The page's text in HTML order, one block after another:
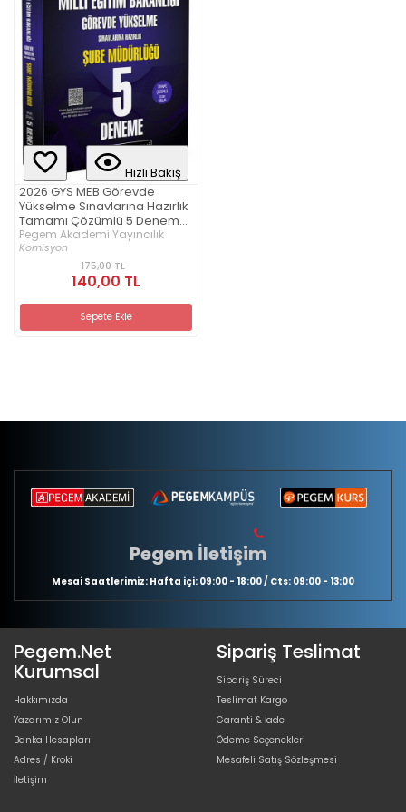
Hızlı Bakış
2026 GYS MEB Görevde
Yükselme Sınavlarına Hazırlık
Tamamı Çözümlü 5 Deneme
ŞUBE MÜDÜRLÜĞÜ
Pegem Akademi Yayıncılık
Komisyon
175,00 TL
140,00 TL
Sepete Ekle
Pegem İletişim
Mesai Saatlerimiz: Hafta içi: 09:00 - 18:00 / Cts: 09:00 - 13:00
Pegem.Net
Kurumsal
Hakkımızda
Yazarımız Olun
Banka Hesapları
Adres / Kroki
İletişim
Sipariş Teslimat
Sipariş Süreci
Teslimat Kargo
Garanti & İade
Ödeme Seçenekleri
Mesafeli Satış Sözleşmesi